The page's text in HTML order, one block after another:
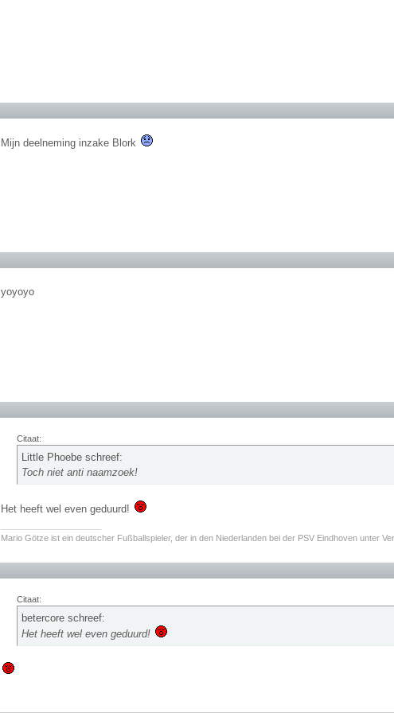
Mijn deelneming inzake Blork
yoyoyo
Citaat:
Little Phoebe schreef:
Toch niet anti naamzoek!
Het heeft wel even geduurd!
Mario Götze ist ein deutscher Fußballspieler, der in den Niederlanden bei der PSV Eindhoven unter
Citaat:
betercore schreef:
Het heeft wel even geduurd!